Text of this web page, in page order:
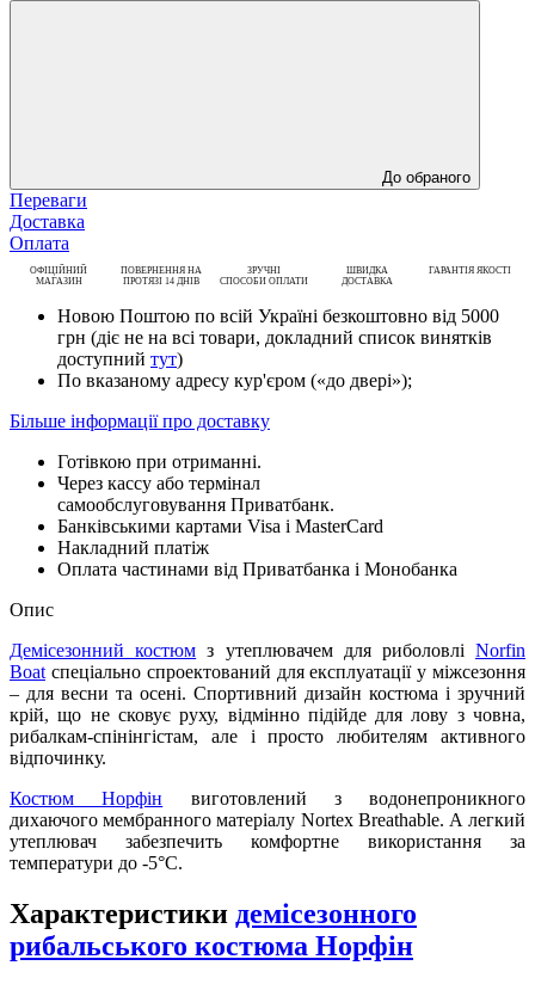
До обраного
Переваги
Доставка
Оплата
ОФІЦІЙНИЙ
МАГАЗИН
ПОВЕРНЕННЯ НА
ПРОТЯЗІ 14 ДНІВ
ЗРУЧНІ
СПОСОБИ ОПЛАТИ
ШВИДКА
ДОСТАВКА
ГАРАНТІЯ ЯКОСТІ
Новою Поштою по всій Україні безкоштовно від 5000
грн (діє не на всі товари, докладний список винятків
доступний тут)
По вказаному адресу кур'єром («до двері»);
Більше інформації про доставку
Готівкою при отриманні.
Через кассу або термінал
самообслуговування Приватбанк.
Банківськими картами Visa і MasterCard
Накладний платіж
Оплата частинами від Приватбанка і Монобанка
Опис
Демісезонний костюм з утеплювачем для риболовліNorfin
Boat спеціально спроектований для експлуатації у міжсезоння
– для весни та осені. Спортивний дизайн костюма і зручний
крій, що не сковує руху, відмінно підійде для лову з човна,
рибалкам-спінінгістам, але і просто любителям активного
відпочинку.
Костюм Норфін виготовлений з водонепроникного
дихаючого мембранного матеріалу Nortex Breathable. А легкий
утеплювач забезпечить комфортне використання за
температури до -5°С.
Характеристики демісезонного
рибальського костюма Норфін